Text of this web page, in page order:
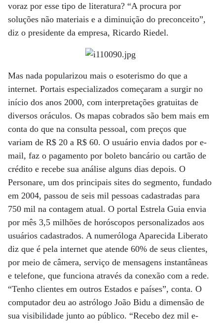
voraz por esse tipo de literatura? “A procura por
soluções não materiais e a diminuição do preconceito”,
diz o presidente da empresa, Ricardo Riedel.
Mas nada popularizou mais o esoterismo do que a
internet. Portais especializados começaram a surgir no
início dos anos 2000, com interpretações gratuitas de
diversos oráculos. Os mapas cobrados são bem mais em
conta do que na consulta pessoal, com preços que
variam de R$ 20 a R$ 60. O usuário envia dados por e-
mail, faz o pagamento por boleto bancário ou cartão de
crédito e recebe sua análise alguns dias depois. O
Personare, um dos principais sites do segmento, fundado
em 2004, passou de seis mil pessoas cadastradas para
750 mil na contagem atual. O portal Estrela Guia envia
por mês 3,5 milhões de horóscopos personalizados aos
usuários cadastrados. A numeróloga Aparecida Liberato
diz que é pela internet que atende 60% de seus clientes,
por meio de câmera, serviço de mensagens instantâneas
e telefone, que funciona através da conexão com a rede.
“Tenho clientes em outros Estados e países”, conta. O
computador deu ao astrólogo João Bidu a dimensão de
sua visibilidade junto ao público. “Recebo dez mil e-